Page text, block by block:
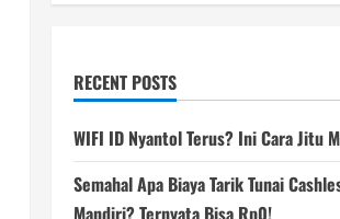
RECENT POSTS
WIFI ID Nyantol Terus? Ini Cara Jitu
Semahal Apa Biaya Tarik Tunai
Mandiri? Ternyata Bisa Rp0!